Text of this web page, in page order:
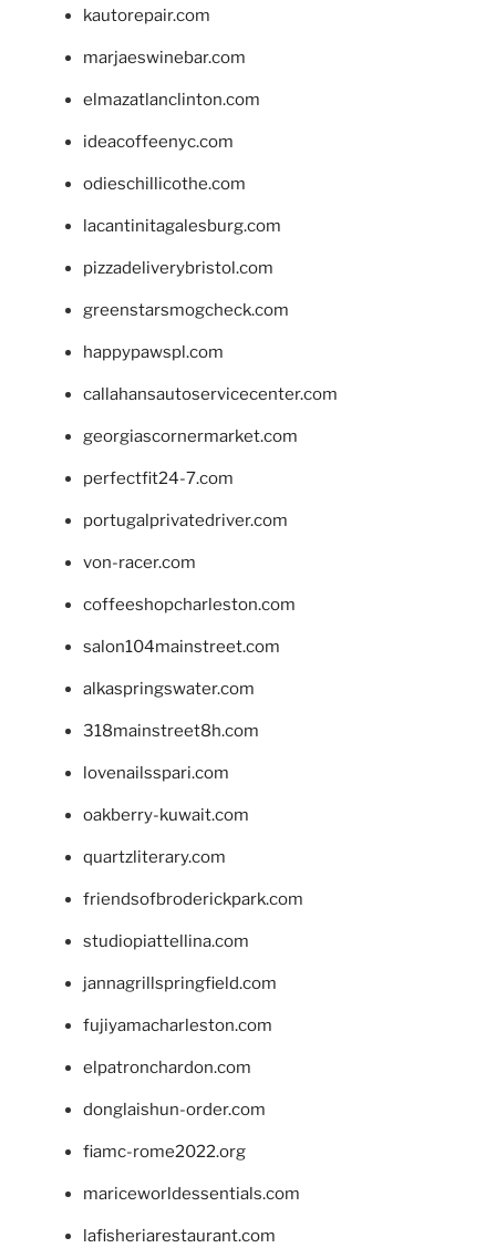
kautorepair.com
marjaeswinebar.com
elmazatlanclinton.com
ideacoffeenyc.com
odieschillicothe.com
lacantinitagalesburg.com
pizzadeliverybristol.com
greenstarsmogcheck.com
happypawspl.com
callahansautoservicecenter.com
georgiascornermarket.com
perfectfit24-7.com
portugalprivatedriver.com
von-racer.com
coffeeshopcharleston.com
salon104mainstreet.com
alkaspringswater.com
318mainstreet8h.com
lovenailsspari.com
oakberry-kuwait.com
quartzliterary.com
friendsofbroderickpark.com
studiopiattellina.com
jannagrillspringfield.com
fujiyamacharleston.com
elpatronchardon.com
donglaishun-order.com
fiamc-rome2022.org
mariceworldessentials.com
lafisheriarestaurant.com